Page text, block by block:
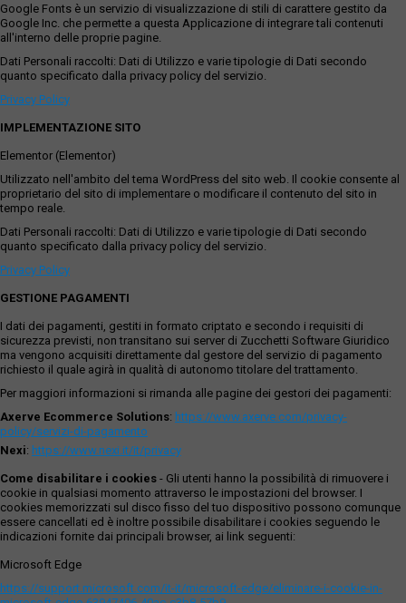
Google Fonts è un servizio di visualizzazione di stili di carattere gestito da
Google Inc. che permette a questa Applicazione di integrare tali contenuti
all'interno delle proprie pagine.
Dati Personali raccolti: Dati di Utilizzo e varie tipologie di Dati secondo
quanto specificato dalla privacy policy del servizio.
Privacy Policy
IMPLEMENTAZIONE SITO
Elementor (Elementor)
Utilizzato nell'ambito del tema WordPress del sito web. Il cookie consente al
proprietario del sito di implementare o modificare il contenuto del sito in
tempo reale.
Dati Personali raccolti: Dati di Utilizzo e varie tipologie di Dati secondo
quanto specificato dalla privacy policy del servizio.
Privacy Policy
GESTIONE PAGAMENTI
I dati dei pagamenti, gestiti in formato criptato e secondo i requisiti di
sicurezza previsti, non transitano sui server di Zucchetti Software Giuridico
ma vengono acquisiti direttamente dal gestore del servizio di pagamento
richiesto il quale agirà in qualità di autonomo titolare del trattamento.
Per maggiori informazioni si rimanda alle pagine dei gestori dei pagamenti:
Axerve Ecommerce Solutions: https://www.axerve.com/privacy-
policy/servizi-di-pagamento
Nexi: https://www.nexi.it/it/privacy
Come disabilitare i cookies - Gli utenti hanno la possibilità di rimuovere i
cookie in qualsiasi momento attraverso le impostazioni del browser. I
cookies memorizzati sul disco fisso del tuo dispositivo possono comunque
essere cancellati ed è inoltre possibile disabilitare i cookies seguendo le
indicazioni fornite dai principali browser, ai link seguenti:
Microsoft Edge
https://support.microsoft.com/it-it/microsoft-edge/eliminare-i-cookie-in-